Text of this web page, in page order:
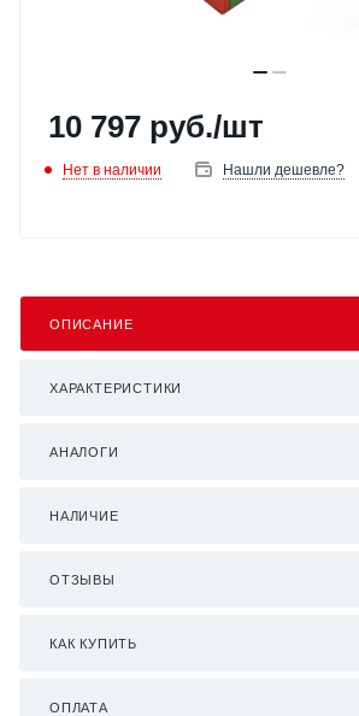
10 797 руб./шт
Нет в наличии Нашли дешевле?
ОПИСАНИЕ
ХАРАКТЕРИСТИКИ
АНАЛОГИ
НАЛИЧИЕ
ОТЗЫВЫ
КАК КУПИТЬ
ОПЛАТА